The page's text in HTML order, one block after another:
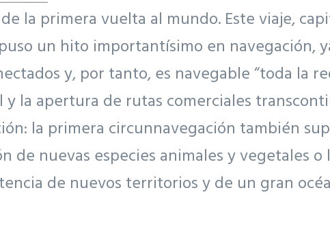
la primera vuelta al mundo. Este viaje,
un hito importantísimo en navegación,
y, por tanto, es navegable “toda la
la apertura de rutas comerciales
la primera circunnavegación también
nuevas especies animales y vegetales o
de nuevos territorios y de un gran